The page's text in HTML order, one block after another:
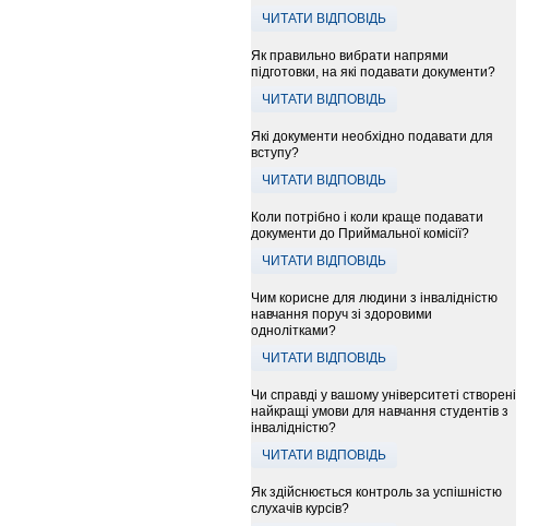
ЧИТАТИ ВІДПОВІДЬ
Як правильно вибрати напрями
підготовки, на які подавати документи?
ЧИТАТИ ВІДПОВІДЬ
Які документи необхідно подавати для
вступу?
ЧИТАТИ ВІДПОВІДЬ
Коли потрібно і коли краще подавати
документи до Приймальної комісії?
ЧИТАТИ ВІДПОВІДЬ
Чим корисне для людини з інвалідністю
навчання поруч зі здоровими
однолітками?
ЧИТАТИ ВІДПОВІДЬ
Чи справді у вашому університеті створені
найкращі умови для навчання студентів з
інвалідністю?
ЧИТАТИ ВІДПОВІДЬ
Як здійснюється контроль за успішністю
слухачів курсів?